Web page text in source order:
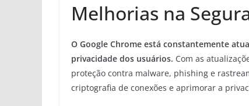
Melhorias na
O Google Chrome está constantemente
privacidade dos usuários. Com as
proteção contra malware, phishing e
criptografia de conexões e aprimorar a